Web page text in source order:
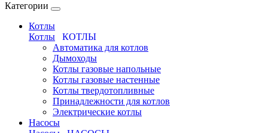
Категории
Котлы
Котлы
КОТЛЫ
Автоматика для котлов
Дымоходы
Котлы газовые напольные
Котлы газовые настенные
Котлы твердотопливные
Принадлежности для котлов
Электрические котлы
Насосы